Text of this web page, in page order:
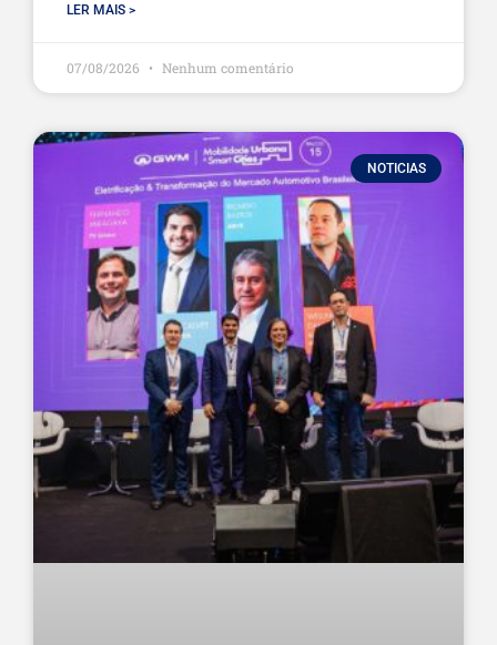
LER MAIS >
07/08/2026 Nenhum comentário
NOTICIAS